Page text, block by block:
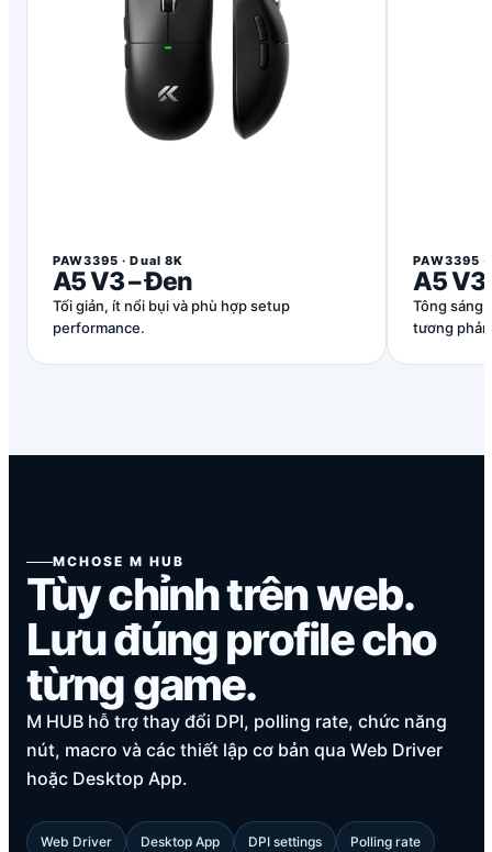
PAW3395 · Dual 8K
A5 V3 – Đen
Tối giản, ít nổi bụi và phù hợp setup
performance.
PAW3395
A5 V3
Tông
tương
MCHOSE M HUB
Tùy chỉnh trên web.
Lưu đúng profile cho
từng game.
M HUB hỗ trợ thay đổi DPI, polling rate, chức năng
nút, macro và các thiết lập cơ bản qua Web Driver
hoặc Desktop App.
Web Driver Desktop App DPI settings Polling rate